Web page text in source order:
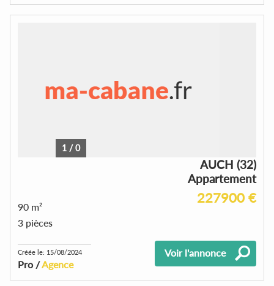
1 /0
AUCH (32)
Appartement
227900 €
90 m²
3 pièces
Créée le: 15/08/2024
Pro /Agence
Voir l'annonce